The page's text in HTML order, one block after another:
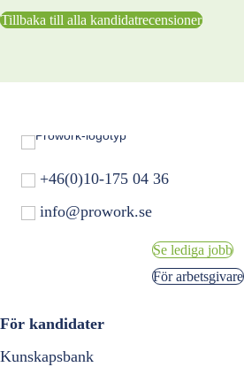
Tillbaka till alla kandidatrecensioner
+46(0)10-175 04 36
info@prowork.se
Se lediga jobb
För arbetsgivare
För kandidater
Kunskapsbank